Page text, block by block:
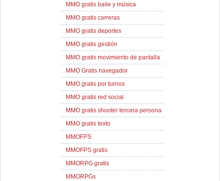
MMO gratis baile y música
MMO gratis carreras
MMO gratis deportes
MMO gratis gestión
MMO gratis movimiento de pantalla
MMO Gratis navegador
MMO gratis por turnos
MMO gratis red social
MMO gratis shooter tercera persona
MMO gratis texto
MMOFPS
MMOFPS gratis
MMORPG gratis
MMORPGs